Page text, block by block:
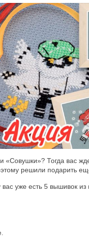
«Совушки»? Тогда вас
решили подарить
уже есть 5 вышивок из